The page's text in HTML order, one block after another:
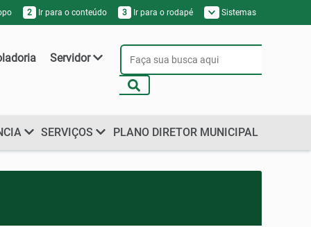
2 Ir para o conteúdo 3 Ir para o rodapé Sistemas
Servidor
SERVIÇOS PLANO DIRETOR MUNICIPAL